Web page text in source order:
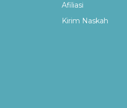
Afiliasi
Kirim Naskah